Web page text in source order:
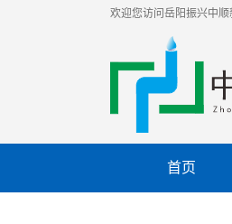
欢迎您访问岳阳振兴中顺
首页